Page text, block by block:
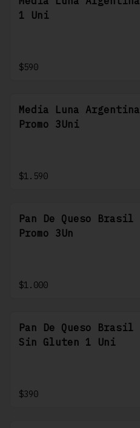
1 Uni
$590
Media Luna Argentina
Promo 3Uni
$1.590
Pan De Queso Brasil
Promo 3Un
$1.000
Pan De Queso Brasil
Sin Gluten 1 Uni
$390